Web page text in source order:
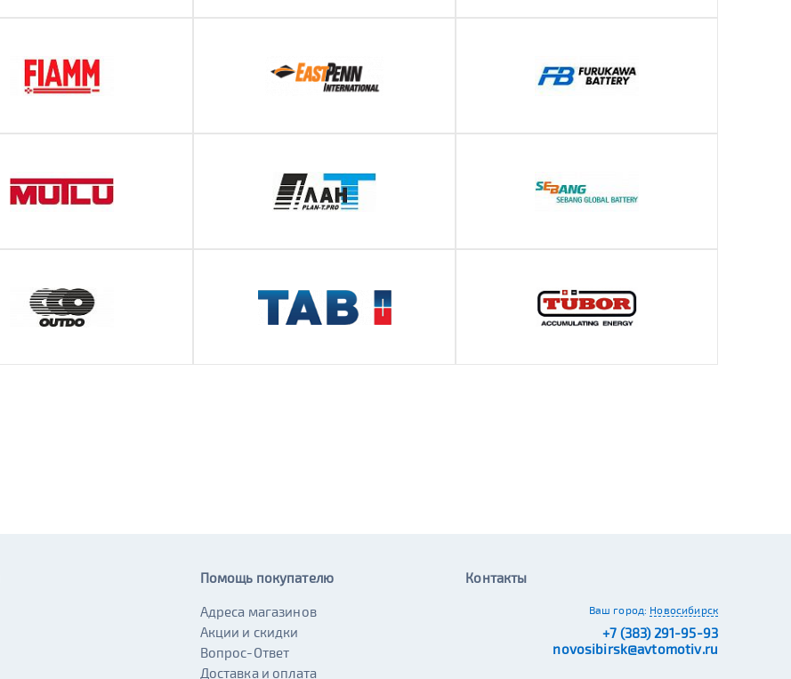
Помощь покупателю
Адреса магазинов
Акции и скидки
Вопрос-Ответ
Доставка и оплата
Контакты
Ваш город: Новосибирск
+7 (383) 291-95-93
novosibirsk@avtomotiv.ru